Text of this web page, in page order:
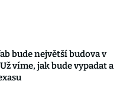
bude největší budova v
víme, jak bude vypadat a